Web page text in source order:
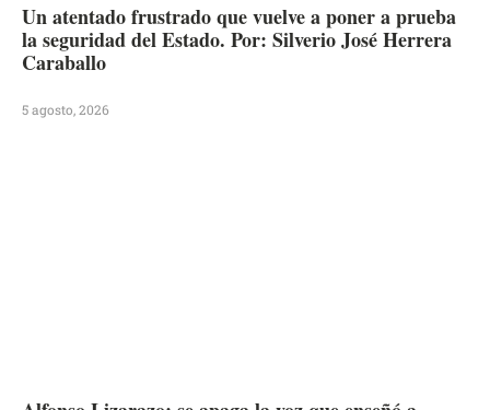
Un atentado frustrado que vuelve a poner a prueba
la seguridad del Estado. Por: Silverio José Herrera
Caraballo
5 agosto, 2026